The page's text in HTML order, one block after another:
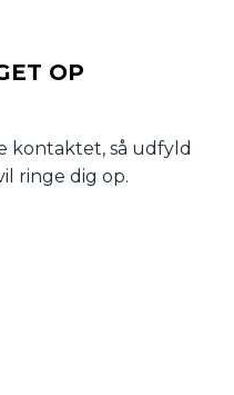
OP
kontaktet, så udfyld
ringe dig op.